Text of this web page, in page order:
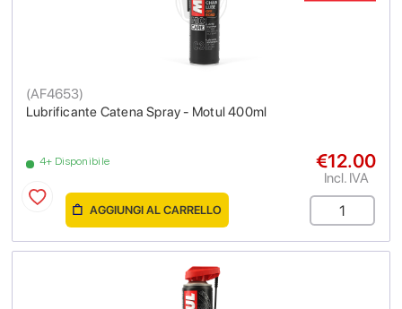
Lubrificante Catena Spray - Motul 400ml
(AF4653)
4+ Disponibile €12.00
Incl. IVA
AGGIUNGI AL CARRELLO